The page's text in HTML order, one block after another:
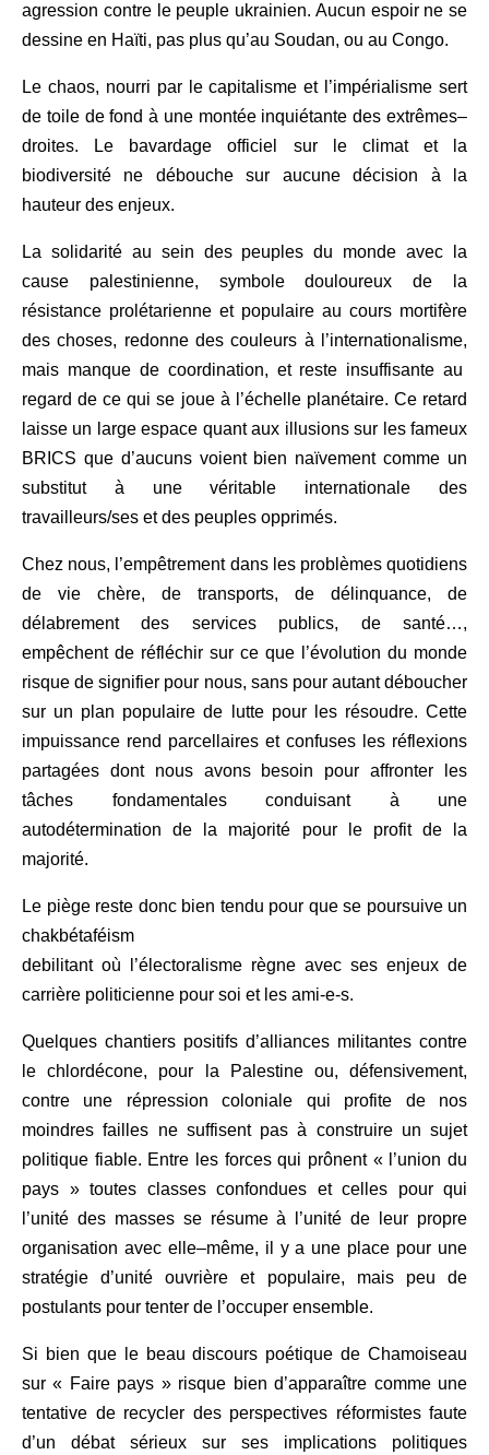
agression contre le peuple ukrainien. Aucun espoir ne se
dessine en Haïti, pas plus qu’au Soudan, ou au Congo.
Le chaos, nourri par le capitalisme et l’impérialisme sert
de toile de fond à une montée inquiétante des extrêmes–
droites. Le bavardage officiel sur le climat et la
biodiversité ne débouche sur aucune décision à la
hauteur des enjeux.
La solidarité au sein des peuples du monde avec la
cause palestinienne, symbole douloureux de la
résistance prolétarienne et populaire au cours mortifère
des choses, redonne des couleurs à l’internationalisme,
mais manque de coordination, et reste insuffisante au
regard de ce qui se joue à l’échelle planétaire. Ce retard
laisse un large espace quant aux illusions sur les fameux
BRICS que d’aucuns voient bien naïvement comme un
substitut à une véritable internationale des
travailleurs/ses et des peuples opprimés.
Chez nous, l’empêtrement dans les problèmes quotidiens
de vie chère, de transports, de délinquance, de
délabrement des services publics, de santé…,
empêchent de réfléchir sur ce que l’évolution du monde
risque de signifier pour nous, sans pour autant déboucher
sur un plan populaire de lutte pour les résoudre. Cette
impuissance rend parcellaires etconfuses les réflexions
partagées dont nous avons besoin pour affronter les
tâches fondamentales conduisant à une
autodétermination de la majorité pour le profit de la
majorité.
Le piège reste donc bien tendu pour que se poursuive un
chakbétaféism
debilitant où l’électoralisme règne avec ses enjeux de
carrière politicienne pour soi et les ami-e-s.
Quelques chantiers positifs d’alliances militantes contre
le chlordécone, pour la Palestine ou, défensivement,
contre une répression coloniale qui profite de nos
moindres failles ne suffisent pas à construire un sujet
politique fiable. Entre les forces qui prônent « l’union du
pays »toutes classes confondues et celles pour qui
l’unité des masses se résume à l’unité de leur propre
organisation avec elle–même, il y a une place pour une
stratégie d’unité ouvrière et populaire, mais peu de
postulants pour tenter de l’occuper ensemble.
Si bien que le beau discours poétique de Chamoiseau
sur« Faire pays »risque bien d’apparaître comme une
tentative de recycler des perspectives réformistes faute
d’un débat sérieux sur ses implications politiques